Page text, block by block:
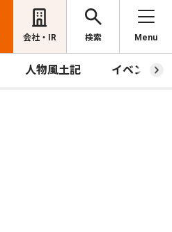
会社・IR 検索 Menu
人物風土記 イベント